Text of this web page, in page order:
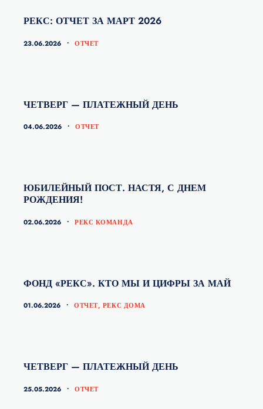
РЕКС: ОТЧЕТ ЗА МАРТ 2026
23.06.2026 КАТЕГОРИИ
ОТЧЕТ
ЧЕТВЕРГ — ПЛАТЕЖНЫЙ ДЕНЬ
04.06.2026 КАТЕГОРИИ
ОТЧЕТ
ЮБИЛЕЙНЫЙ ПОСТ. НАСТЯ, С ДНЕМ
РОЖДЕНИЯ!
02.06.2026 КАТЕГОРИИ
РЕКС КОМАНДА
ФОНД «РЕКС». КТО МЫ И ЦИФРЫ ЗА МАЙ
01.06.2026 КАТЕГОРИИ
ОТЧЕТ, РЕКС ДОМА
ЧЕТВЕРГ — ПЛАТЕЖНЫЙ ДЕНЬ
25.05.2026 КАТЕГОРИИ
ОТЧЕТ